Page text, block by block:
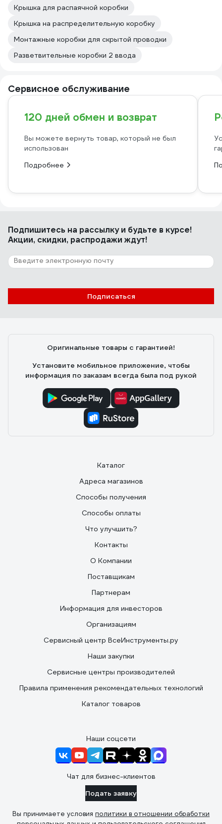
Крышка для распаячной коробки
Крышка на распределительную коробку
Монтажные коробки для скрытой проводки
Разветвительные коробки 2 ввода
Сервисное обслуживание
120 дней обмен и возврат
Вы можете вернуть товар, который не был
использован
Подробнее
Подпишитесь на рассылкуи будьте в курсе!
Акции, скидки, распродажи ждут!
Подписаться
Оригинальные товары с гарантией!
Установите мобильное приложение, чтобы
информация по заказам всегда была под рукой
Каталог
Адреса магазинов
Способы получения
Способы оплаты
Что улучшить?
Контакты
О Компании
Поставщикам
Партнерам
Информация для инвесторов
Организациям
Сервисный центр ВсеИнструменты.ру
Наши закупки
Сервисные центры производителей
Правила применения рекомендательных технологий
Каталог товаров
Наши соцсети
Чат для бизнес-клиентов
Подать заявку
Вы принимаете условия политики в отношении обработки